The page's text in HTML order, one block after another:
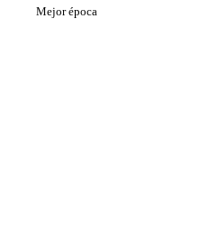
Mejor época